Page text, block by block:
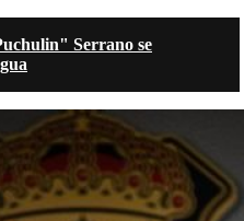
Serrano se